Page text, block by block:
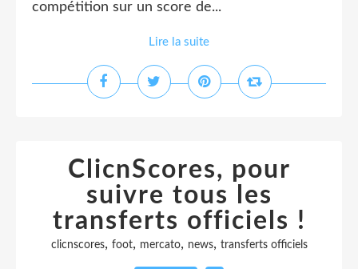
compétition sur un score de...
Lire la suite
ClicnScores, pour
suivre tous les
transferts officiels !
clicnscores, foot, mercato, news, transferts officiels